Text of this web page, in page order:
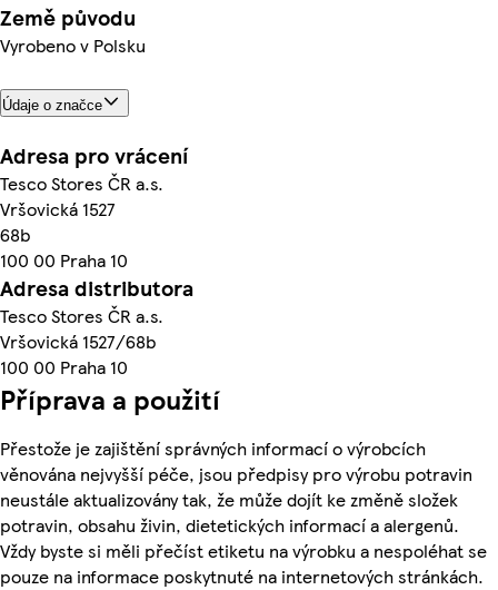
Země původu
Vyrobeno v Polsku
Údaje o značce
Adresa pro vrácení
Tesco Stores ČR a.s.
Vršovická 1527
68b
100 00 Praha 10
Adresa distributora
Tesco Stores ČR a.s.
Vršovická 1527/68b
100 00 Praha 10
Příprava a použití
Přestože je zajištění správných informací o výrobcích
věnována nejvyšší péče, jsou předpisy pro výrobu potravin
neustále aktualizovány tak, že může dojít ke změně složek
potravin, obsahu živin, dietetických informací a alergenů.
Vždy byste si měli přečíst etiketu na výrobku a nespoléhat se
pouze na informace poskytnuté na internetových stránkách.